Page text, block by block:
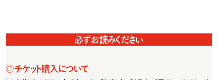
必ずお読みください
◎チ ケット購 入 について